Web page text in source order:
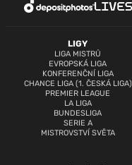
LIGY
LIGA MISTRŮ
EVROPSKÁ LIGA
KONFERENČNÍ LIGA
CHANCE LIGA (1. ČESKÁ LIGA)
PREMIER LEAGUE
LA LIGA
BUNDESLIGA
SERIE A
MISTROVSTVÍ SVĚTA